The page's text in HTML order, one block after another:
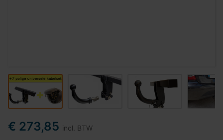
€ 273,85 incl. BTW